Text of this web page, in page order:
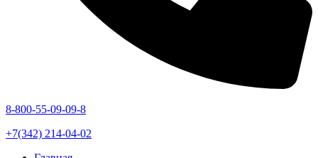
8-800-55-09-09-8
+7(342) 214-04-02